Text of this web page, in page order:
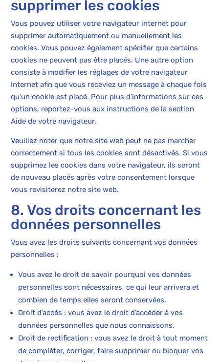
supprimer les cookies
Vous pouvez utiliser votre navigateur internet pour
supprimer automatiquement ou manuellement les
cookies. Vous pouvez également spécifier que certains
cookies ne peuvent pas être placés. Une autre option
consiste à modifier les réglages de votre navigateur
Internet afin que vous receviez un message à chaque fois
qu’un cookie est placé. Pour plus d’informations sur ces
options, reportez-vous aux instructions de la section
Aide de votre navigateur.
Veuillez noter que notre site web peut ne pas marcher
correctement si tous les cookies sont désactivés. Si vous
supprimez les cookies dans votre navigateur, ils seront
de nouveau placés après votre consentement lorsque
vous revisiterez notre site web.
8. Vos droits concernant les
données personnelles
Vous avez les droits suivants concernant vos données
personnelles :
Vous avez le droit de savoir pourquoi vos données
personnelles sont nécessaires, ce qui leur arrivera et
combien de temps elles seront conservées.
Droit d’accès : vous avez le droit d’accéder à vos
données personnelles que nous connaissons.
Droit de rectification : vous avez le droit à tout moment
de compléter, corriger, faire supprimer ou bloquer vos